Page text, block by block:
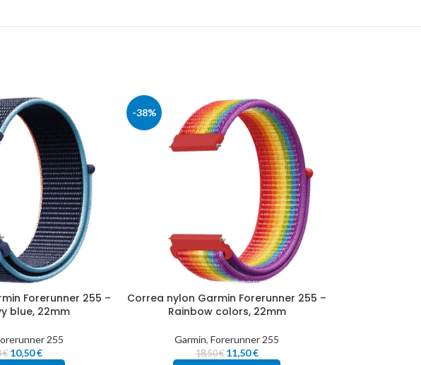
Forerunner 255 –
blue, 22mm
255
€ 10,50€
-38%
Correa nylon Garmin Forerunner 255 –
Rainbow colors, 22mm
Garmin,Forerunner 255
18,50€ 11,50€